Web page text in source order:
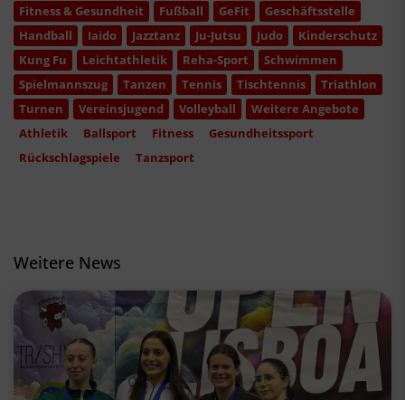
Fitness & Gesundheit
Fußball GeFit
Geschäftsstelle
Handball
Iaido Jazztanz Ju-Jutsu Judo
Kinderschutz
Kung Fu
Leichtathletik Reha-Sport
Schwimmen
Spielmannszug
Tanzen Tennis Tischtennis
Triathlon
Turnen
Vereinsjugend Volleyball
Weitere Angebote
Athletik
Ballsport Fitness
Gesundheitssport
Rückschlagspiele
Tanzsport
Weitere News